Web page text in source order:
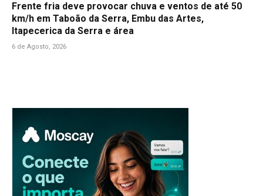
Frente fria deve provocar chuva e ventos de até 50
km/h em Taboão da Serra, Embu das Artes,
Itapecerica da Serra e área
6 de Agosto, 2026